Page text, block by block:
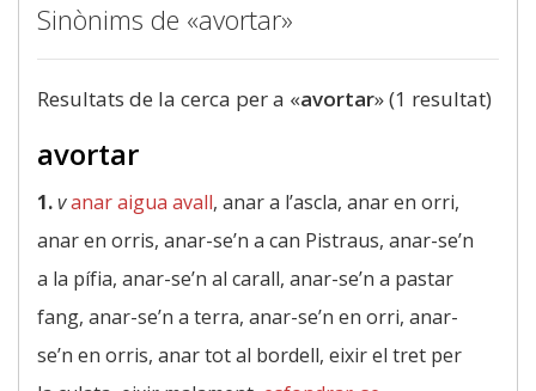
Sinònims de «avortar»
Resultats de la cerca per a «avortar» (1 resultat)
avortar
1.vanar aigua avall, anar a l’ascla, anar en orri,
anar en orris, anar-se’n a can Pistraus, anar-se’n
a la pífia, anar-se’n al carall, anar-se’n a pastar
fang, anar-se’n a terra, anar-se’n en orri, anar-
se’n en orris, anar tot al bordell, eixir el tret per